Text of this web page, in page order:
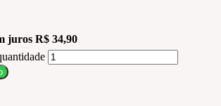
juros R$ 34,90